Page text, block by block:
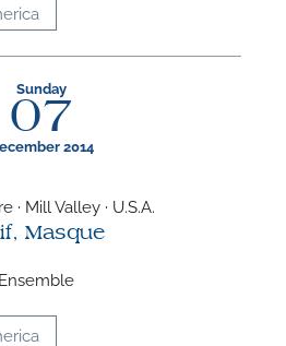
Sunday
07
2014
Mill Valley · U.S.A.
Masque